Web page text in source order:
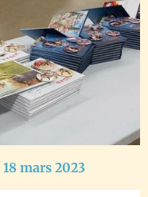
18 mars 2023